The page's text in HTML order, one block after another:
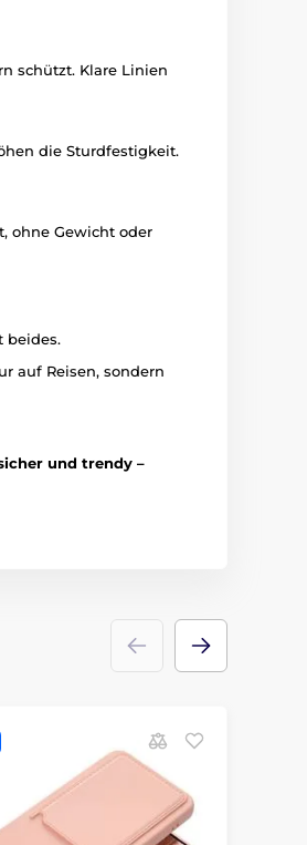
schützt. Klare Linien
die Sturdfestigkeit.
ohne Gewicht oder
beides.
auf Reisen, sondern
und trendy –